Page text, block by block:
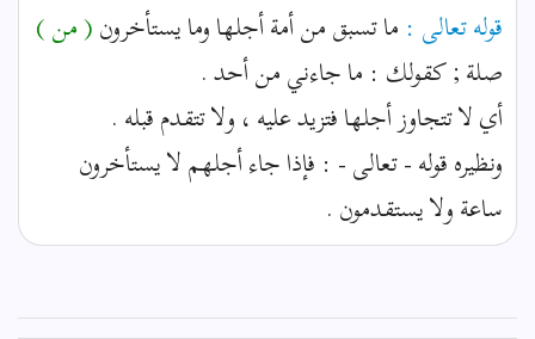
قوله تعالى : ما تسبق من أمة أجلها وما يستأخرون( من )
صلة ; كقولك : ما جاءني من أحد .
أي لا تتجاوز أجلها فتزيد عليه ، ولا تتقدم قبله .
ونظيره قوله - تعالى - : فإذا جاء أجلهم لا يستأخرون
ساعة ولا يستقدمون .